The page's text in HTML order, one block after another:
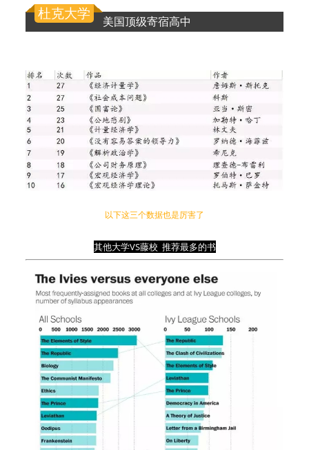
杜克大学
美国顶级寄宿高中
以下这三个数据也是厉害了
其他大学VS藤校 推荐最多的书